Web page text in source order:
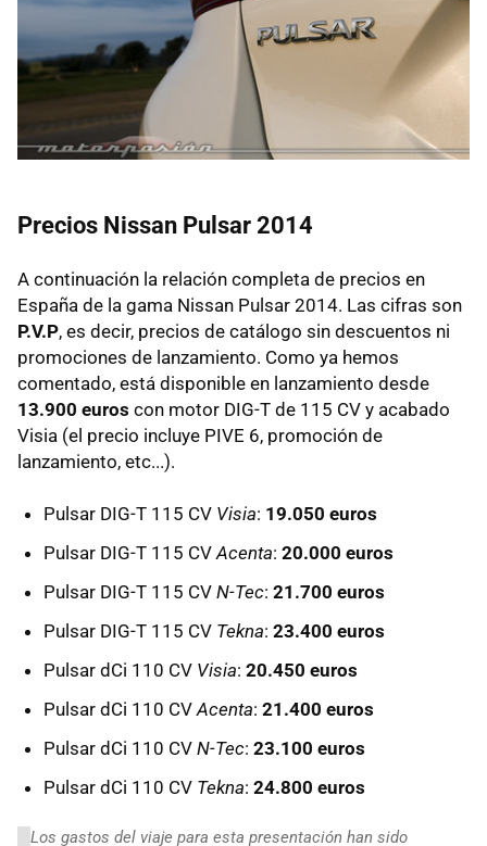
Precios Nissan Pulsar 2014
A continuación la relación completa de precios en
España de la gama Nissan Pulsar 2014. Las cifras son
P.V.P, es decir, precios de catálogo sin descuentos ni
promociones de lanzamiento. Como ya hemos
comentado, está disponible en lanzamiento desde
13.900 euros con motor DIG-T de 115 CV y acabado
Visia (el precio incluye PIVE 6, promoción de
lanzamiento, etc...).
Pulsar DIG-T 115 CV Visia: 19.050 euros
Pulsar DIG-T 115 CV Acenta: 20.000 euros
Pulsar DIG-T 115 CV N-Tec: 21.700 euros
Pulsar DIG-T 115 CV Tekna: 23.400 euros
Pulsar dCi 110 CV Visia: 20.450 euros
Pulsar dCi 110 CV Acenta: 21.400 euros
Pulsar dCi 110 CV N-Tec: 23.100 euros
Pulsar dCi 110 CV Tekna: 24.800 euros
Los gastos del viaje para esta presentación han sido